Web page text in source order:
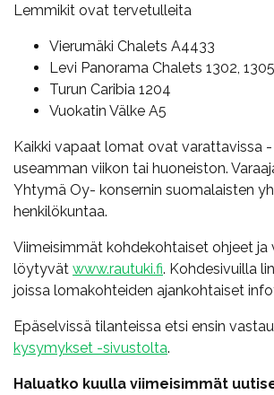
Lemmikit ovat tervetulleita
Vierumäki Chalets A4433
Levi Panorama Chalets 1302,
Turun Caribia 1204
Vuokatin Välke A5
Kaikki vapaat lomat ovat varattavissa
useamman viikon tai huoneiston.
Yhtymä Oy- konsernin suomalaisten
henkilökuntaa.
Viimeisimmät kohdekohtaiset ohjeet ja
löytyvät www.rautuki.fi. Kohdesivuilla
joissa lomakohteiden ajankohtaiset
Epäselvissä tilanteissa etsi ensin
kysymykset -sivustolta.
Haluatko kuulla viimeisimmät